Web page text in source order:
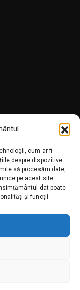
cum ar fi
despre dispozitive.
să procesăm date,
pe acest site.
dat poate
și funcții.
noi stiri din partea